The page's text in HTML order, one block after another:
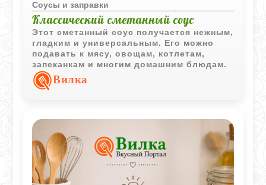
Соусы и заправки
Классический сметанный соус
Этот сметанный соус получается нежным,
гладким и универсальным. Его можно
подавать к мясу, овощам, котлетам,
запеканкам и многим домашним блюдам.
Вилка